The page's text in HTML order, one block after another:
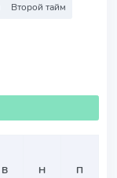
Второй тайм
В Н
П